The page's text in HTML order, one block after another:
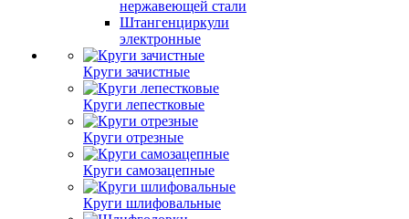
нержавеющей стали
Штангенциркули
электронные
Круги зачистные
Круги лепестковые
Круги отрезные
Круги самозацепные
Круги шлифовальные